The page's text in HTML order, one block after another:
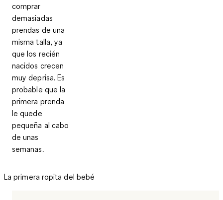
comprar
demasiadas
prendas de una
misma talla, ya
que los recién
nacidos crecen
muy deprisa. Es
probable que la
primera prenda
le quede
pequeña al cabo
de unas
semanas.
La primera ropita del bebé